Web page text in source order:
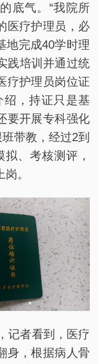
底气。“我院所
医疗护理员，必
地完成40学时理
践培训并通过统
疗护理员岗位证
绍，持证只是基
要开展专科强化
带教，经过2到
、考核测评，
。
记者看到，医疗
身，根据病人骨